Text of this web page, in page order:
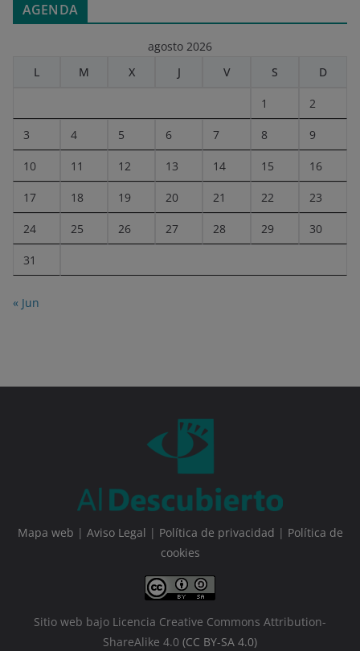
AGENDA
agosto 2026
L
M X J V S D
1 2
3 4 5 6 7 8 9
10 11 12 13 14 15 16
17 18 19 20 21 22 23
24 25 26 27 28 29 30
31
« Jun
Mapa web | Aviso Legal | Política de privacidad | Política de
cookies
Sitio web bajo Licencia Creative Commons Attribution-
ShareAlike 4.0 (CC BY-SA 4.0)